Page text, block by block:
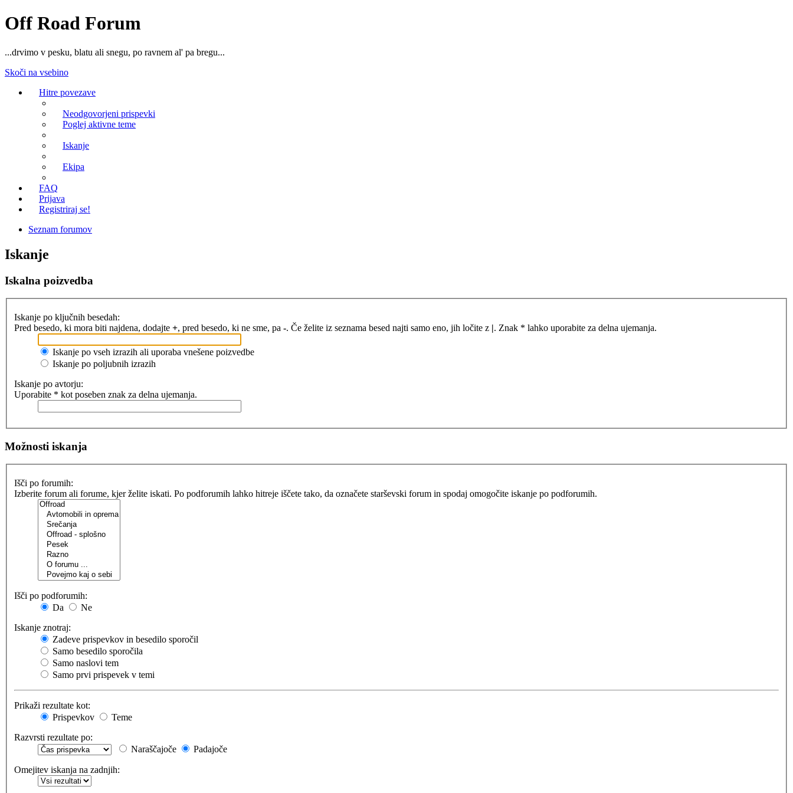
Off Road Forum
...drvimo v pesku, blatu ali snegu, po ravnem al' pa bregu...
Skoči na vsebino
Hitre povezave
Neodgovorjeni prispevki
Poglej aktivne teme
Iskanje
Ekipa
FAQ
Prijava
Registriraj se!
Seznam forumov
Iskanje
Iskalna poizvedba
Iskanje po ključnih besedah:
Pred besedo, ki mora biti najdena, dodajte +, pred besedo, ki ne sme, pa -. Če želite iz seznama besed najti samo eno, jih ločite z |. Znak * lahko uporabite za delna ujemanja.
Iskanje po vseh izrazih ali uporaba vnešene poizvedbe
Iskanje po poljubnih izrazih
Iskanje po avtorju:
Uporabite * kot poseben znak za delna ujemanja.
Možnosti iskanja
Išči po forumih:
Izberite forum ali forume, kjer želite iskati. Po podforumih lahko hitreje iščete tako, da označete starševski forum in spodaj omogočite iskanje po podforumih.
Išči po podforumih:
Da
Ne
Iskanje znotraj:
Zadeve prispevkov in besedilo sporočil
Samo besedilo sporočila
Samo naslovi tem
Samo prvi prispevek v temi
Prikaži rezultate kot:
Prispevkov
Teme
Razvrsti rezultate po:
Naraščajoče
Padajoče
Omejitev iskanja na zadnjih: